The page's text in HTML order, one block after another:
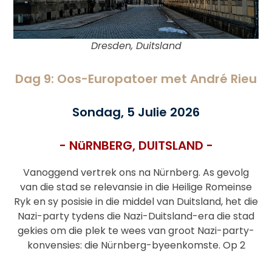
Dresden, Duitsland
Dag 9: Oos-Europatoer met André Rieu
Sondag, 5 Julie 2026
- NüRNBERG, DUITSLAND -
Vanoggend vertrek ons na Nürnberg. As gevolg
van die stad se relevansie in die Heilige Romeinse
Ryk en sy posisie in die middel van Duitsland, het die
Nazi-party tydens die Nazi-Duitsland-era die stad
gekies om die plek te wees van groot Nazi-party-
konvensies: die Nürnberg-byeenkomste. Op 2